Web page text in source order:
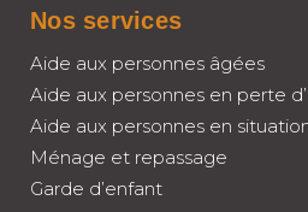
Nos services
Aide aux personnes âgées
Aide aux personnes en perte
Aide aux personnes en
Ménage et repassage
Garde d’enfant